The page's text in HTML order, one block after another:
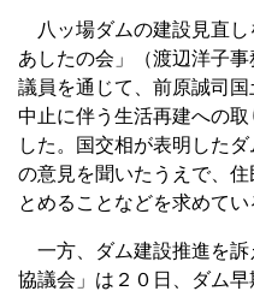
八ッ場ダムの建設見直し
あしたの会」（渡辺洋子
議員を通じて、前原誠司
中止に伴う生活再建への
した。国交相が表明した
の意見を聞いたうえで、
とめることなどを求めてい
一方、ダム建設推進を訴
協議会」は２０日、ダム